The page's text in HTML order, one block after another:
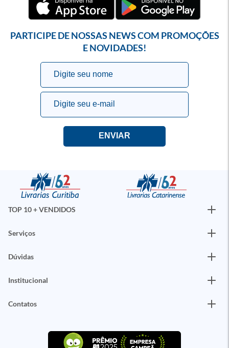
PARTICIPE DE NOSSAS NEWS COM PROMOÇÕES
E NOVIDADES!
TOP 10 + VENDIDOS
Serviços
Dúvidas
Institucional
Contatos